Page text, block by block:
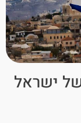
של ישראל